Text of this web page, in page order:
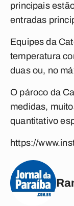
principais
entradas
Equipes da
temperatura
duas ou, no
O pároco da
medidas,
quantitativo
https://